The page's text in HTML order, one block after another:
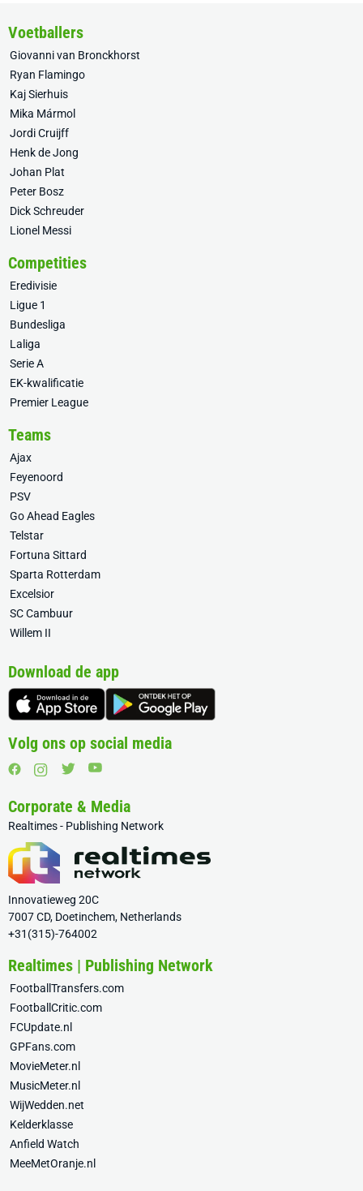
Voetballers
Giovanni van Bronckhorst
Ryan Flamingo
Kaj Sierhuis
Mika Mármol
Jordi Cruijff
Henk de Jong
Johan Plat
Peter Bosz
Dick Schreuder
Lionel Messi
Competities
Eredivisie
Ligue 1
Bundesliga
Laliga
Serie A
EK-kwalificatie
Premier League
Teams
Ajax
Feyenoord
PSV
Go Ahead Eagles
Telstar
Fortuna Sittard
Sparta Rotterdam
Excelsior
SC Cambuur
Willem II
Download de app
Volg ons op social media
Corporate & Media
Realtimes - Publishing Network
Innovatieweg 20C
7007 CD, Doetinchem, Netherlands
+31(315)-764002
Realtimes | Publishing Network
FootballTransfers.com
FootballCritic.com
FCUpdate.nl
GPFans.com
MovieMeter.nl
MusicMeter.nl
WijWedden.net
Kelderklasse
Anfield Watch
MeeMetOranje.nl